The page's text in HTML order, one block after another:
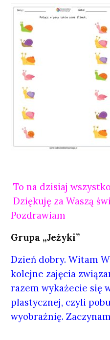
To na dzisiaj
Dziękuję za Waszą
Pozdrawiam
Grupa „Jeżyki”
Dzień dobry. Witam
kolejne zajęcia
razem wykażecie się
plastycznej, czyli
wyobraźnię.